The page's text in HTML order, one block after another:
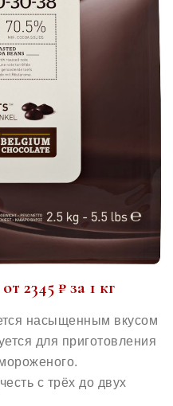
2345 ₽ за 1 кг
насыщенным вкусом
для приготовления
с трёх до двух